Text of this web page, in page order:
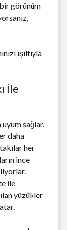
görünüm
ışıltıyla
İle
sağlar.
daha
her
ince
ile
yüzükler